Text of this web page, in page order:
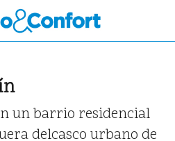
un barrio residencial
delcasco urbano de